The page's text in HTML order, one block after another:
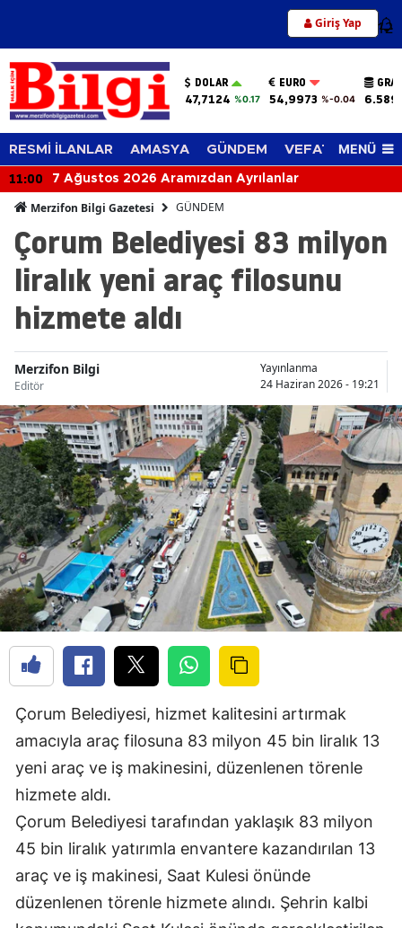
Giriş Yap 12
DOLAR
47,7124 %0.17
EURO
54,9973 %-0.04
RESMİ İLANLAR AMASYA GÜNDEM VEFAT EDENLER
MENÜ
2026 Aramızdan Ayrılanlar
Merzifon Bilgi Gazetesi GÜNDEM
Çorum Belediyesi 83 milyon
liralık yeni araç filosunu
hizmete aldı
Merzifon Bilgi
Editör
Yayınlanma
24 Haziran 2026 - 19:21
Çorum Belediyesi, hizmet kalitesini artırmak
amacıyla araç filosuna 83 milyon 45 bin liralık 13
yeni araç ve iş makinesini, düzenlenen törenle
hizmete aldı.
Çorum Belediyesi tarafından yaklaşık 83 milyon
45 bin liralık yatırımla envantere kazandırılan 13
araç ve iş makinesi, Saat Kulesi önünde
düzenlenen törenle hizmete alındı. Şehrin kalbi